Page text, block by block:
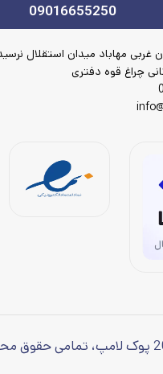
09016655250
غربی مهاباد میدان استقلال
چراغ قوه دفتری